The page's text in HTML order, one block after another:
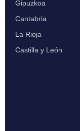
Gipuzkoa
Cantabria
La Rioja
Castilla y León